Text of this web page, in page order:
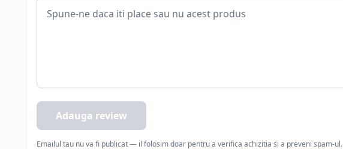
Adauga review
Emailul tau nu va fi publicat — il folosim doar pentru a verifica achizitia si a preveni spam-ul.